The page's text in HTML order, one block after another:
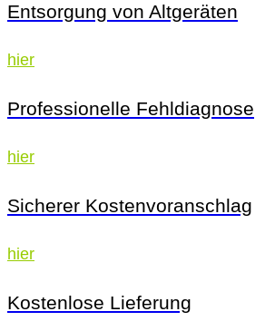
Entsorgung von Altgeräten
hier
Professionelle Fehldiagnose
hier
Sicherer Kostenvoranschlag
hier
Kostenlose Lieferung